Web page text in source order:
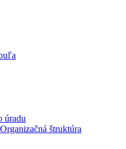
úradu
štruktúra